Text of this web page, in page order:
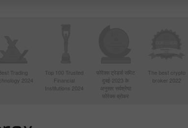
Trading
2024
Top 100 Trusted
Financial
Institutions 2024
फोरेक्स ट्रेडर्स समिट
दुबई-2023 के
अनुसार सर्वश्रेष्ठ
फोरेक्स ब्रोकर
The best crypto
broker 2022